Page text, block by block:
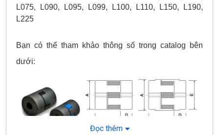
L075, L090, L095, L099, L100, L110, L150, L190,
L225
Bạn có thể tham khảo thông số trong catalog bên
dưới:
Đọc thêm